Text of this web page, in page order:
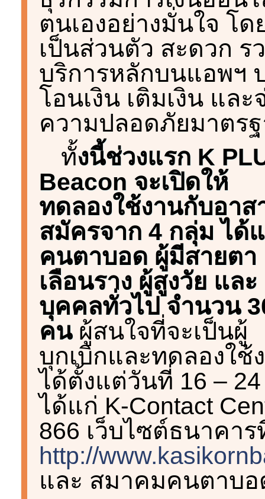
ตนเองอย่างมั่นใจ โ
เป็นส่วนตัว สะดวก ร
บริการหลักบนแอพฯ
โอนเงิน เติมเงิน แล
ความปลอดภัยมาตรฐ
ทั้งนี้ช่วงแรก K
Beacon จะเปิดให้
ทดลองใช้งานกับอาส
สมัครจาก 4 กลุ่ม ได้
คนตาบอด ผู้มีสายตา
เลือนราง ผู้สูงวัย และ
บุคคลทั่วไป จำนวน
คนผู้สนใจที่จะเป็นผู้
บุกเบิกและทดลองใช้
ได้ตั้งแต่วันที่ 16 –
ได้แก่ K-Contact
866 เว็บไซต์ธนาคาร
http://
และ สมาคมคนตาบอ